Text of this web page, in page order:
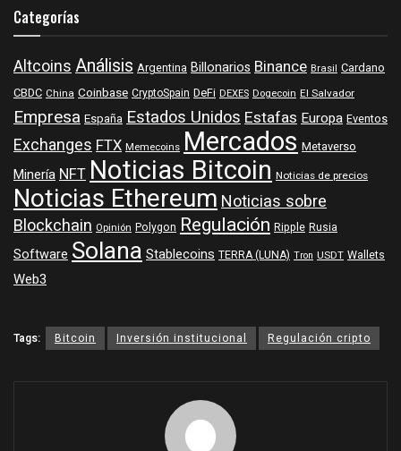
Categorías
AltcoinsAnálisis Argentina Billonarios Binance Brasil Cardano
CBDC China Coinbase CryptoSpain DeFi DEXES Dogecoin El Salvador
Empresa España Estados UnidosEstafasEuropa Eventos
ExchangesFTX Memecoins Mercados Metaverso
MineríaNFTNoticias Bitcoin Noticias de precios
Noticias EthereumNoticias sobre
Blockchain Opinión Polygon Regulación Ripple Rusia
Software SolanaStablecoins TERRA (LUNA) Tron USDT Wallets
Web3
Tags: Bitcoin Inversión institucional Regulación cripto